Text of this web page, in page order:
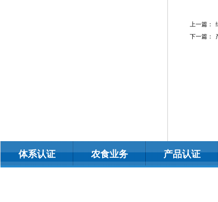
上一篇：
下一篇：
体系认证 农食业务 产品认证